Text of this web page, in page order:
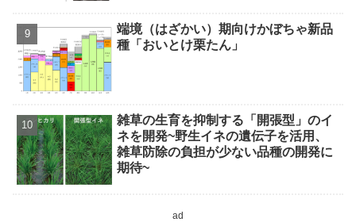
端境（はざかい）期向けかぼちゃ新品
種「おいとけ栗たん」
雑草の生育を抑制する「開張型」のイ
ネを開発~野生イネの遺伝子を活用、
雑草防除の負担が少ない品種の開発に
期待~
ad